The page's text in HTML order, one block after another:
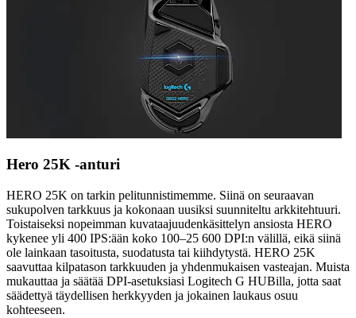
Hero 25K -anturi
HERO 25K on tarkin pelitunnistimemme. Siinä on seuraavan
sukupolven tarkkuus ja kokonaan uusiksi suunniteltu arkkitehtuuri.
Toistaiseksi nopeimman kuvataajuudenkäsittelyn ansiosta HERO
kykenee yli 400 IPS:ään koko 100–25 600 DPI:n välillä, eikä siinä
ole lainkaan tasoitusta, suodatusta tai kiihdytystä. HERO 25K
saavuttaa kilpatason tarkkuuden ja yhdenmukaisen vasteajan. Muista
mukauttaa ja säätää DPI-asetuksiasi Logitech G HUBilla, jotta saat
säädettyä täydellisen herkkyyden ja jokainen laukaus osuu
kohteeseen.